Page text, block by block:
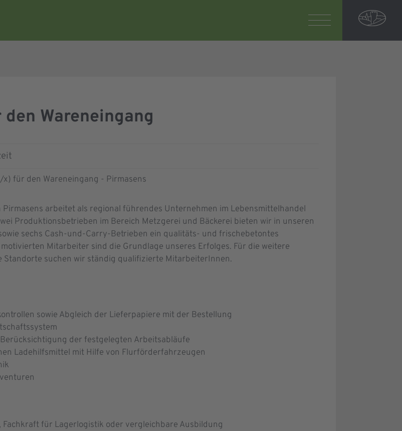
Wareneingang
Pirmasens arbeitet als regional führendes Unternehmen im Lebensmittelhandel
Produktionsbetrieben im Bereich Metzgerei und Bäckerei bieten wir in unseren
sechs Cash-und-Carry-Betrieben ein qualitäts- und frischebetontes
Mitarbeiter sind die Grundlage unseres Erfolges. Für die weitere
suchen wir ständig qualifizierte MitarbeiterInnen.
sowie Abgleich der Lieferpapiere mit der Bestellung
der festgelegten Arbeitsabläufe
Ladehilfsmittel mit Hilfe von Flurförderfahrzeugen
Fachkraft für Lagerlogistik oder vergleichbare Ausbildung